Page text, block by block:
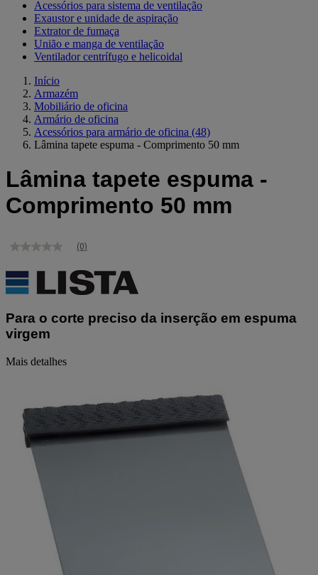
Acessórios para sistema de ventilação
Exaustor e unidade de aspiração
Extrator de fumaça
União e manga de ventilação
Ventilador centrífugo e helicoidal
Início
Armazém
Mobiliário de oficina
Armário de oficina
Acessórios para armário de oficina (48)
Lâmina tapete espuma - Comprimento 50 mm
Lâmina tapete espuma -
Comprimento 50 mm
Sem
de
classificação
Link
a
mesma
página.
(0)
Para o corte preciso da inserção em espuma
virgem
Mais detalhes